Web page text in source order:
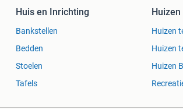
Huis en Inrichting
Bankstellen
Bedden
Stoelen
Tafels
Huizen
Huizen
Huizen